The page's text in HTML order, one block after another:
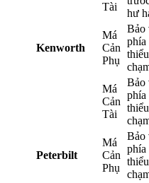
Tài
hư
Kenworth
Má
Cản
Phụ
Bảo
phía
Má
Cản
Tài
Bảo
phía
Peterbilt
Má
Cản
Phụ
Bảo
phía